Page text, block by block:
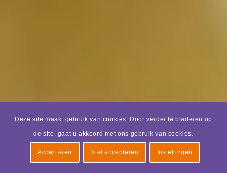
Deze site maakt gebruik van cookies. Door verder te bladeren op
de site, gaat u akkoord met ons gebruik van cookies.
Accepteren Niet accepteren Instellingen